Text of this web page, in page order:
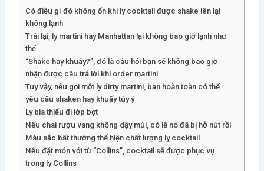
Có điều gì đó không ổn khi ly cocktail được shake lên lại
không lạnh
Trái lại, ly martini hay Manhattan lại không bao giờ lạnh như
thế
“Shake hay khuấy?”, đó là câu hỏi bạn sẽ không bao giờ
nhận được câu trả lời khi order martini
Tuy vậy, nếu gọi một ly dirty martini, bạn hoàn toàn có thể
yêu cầu shaken hay khuấy tùy ý
Ly bia thiếu đi lớp bọt
Nếu chai rượu vang không dậy mùi, có lẽ nó đã bị hở nút rồi
Màu sắc bất thường thể hiện chất lượng ly cocktail
Nếu đặt món với từ “Collins”, cocktail sẽ được phục vụ
trong ly Collins